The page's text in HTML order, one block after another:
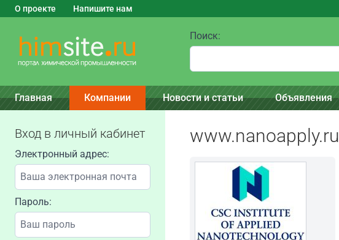
О проекте Напишите нам
Поиск:
Главная Компании Новости и статьи Объявления
Вход в личный кабинет
Электронный адрес:
Пароль:
www.nanoapply.ru